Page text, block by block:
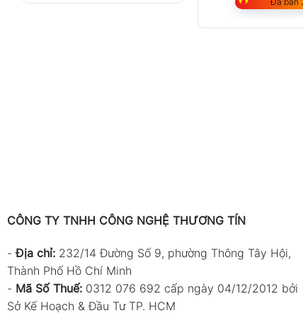
CÔNG TY TNHH CÔNG NGHỆ THƯƠNG TÍN
-Địa chỉ: 232/14 Đường Số 9, phường Thông Tây Hội,
Thành Phố Hồ Chí Minh
- Mã Số Thuế: 0312 076 692 cấp ngày 04/12/2012 bởi
Sở Kế Hoạch & Đầu Tư TP. HCM